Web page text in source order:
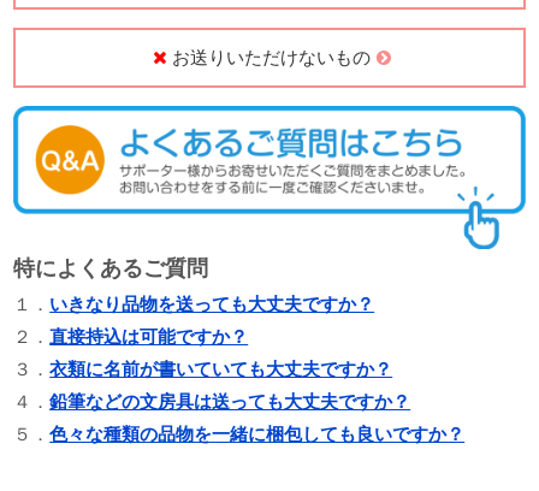
お送りいただけないもの
特によくあるご質問
１． いきなり品物を送っても大丈夫ですか？
２．直接持込は可能ですか？
３．衣類に名前が書いていても大丈夫ですか？
４．鉛筆などの文房具は送っても大丈夫ですか？
５．色々な種類の品物を一緒に梱包しても良いですか？